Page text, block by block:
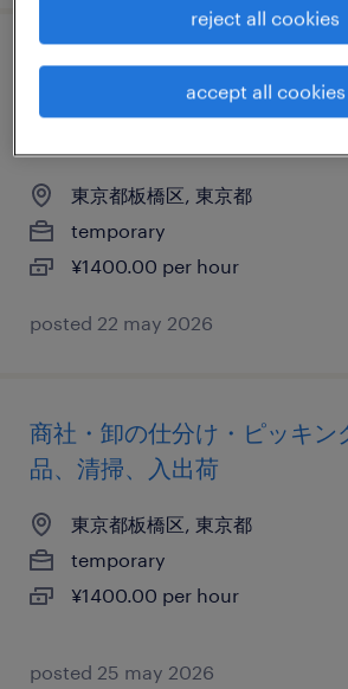
商社・卸の仕分け・ピッキ
の他（倉庫・軽作業）、個配
東京都板橋区, 東京都
temporary
¥1400.00 per hour
posted 22 may 2026
商社・卸の仕分け・ピッキン
品、清掃、入出荷
東京都板橋区, 東京都
temporary
¥1400.00 per hour
posted 25 may 2026
reject all cookies
accept all cookies